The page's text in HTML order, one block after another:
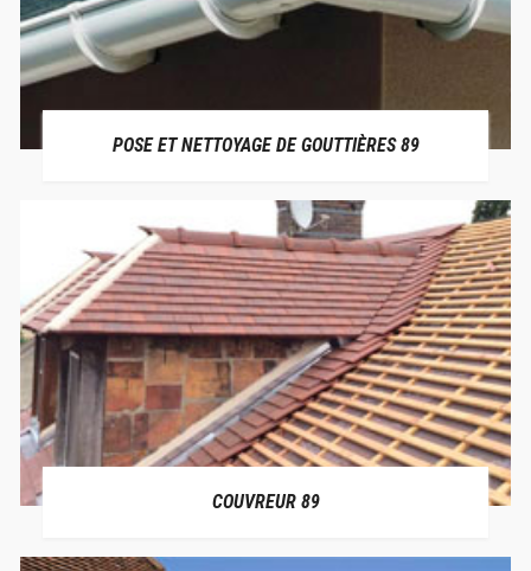
POSE ET NETTOYAGE DE GOUTTIÈRES 89
COUVREUR 89